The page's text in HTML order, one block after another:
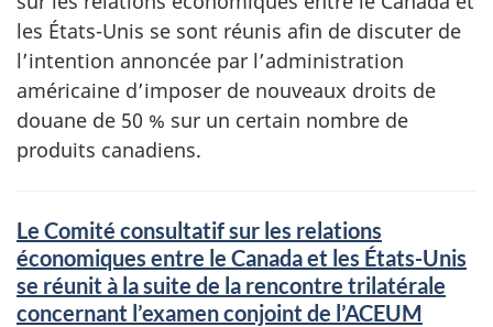
les États-Unis se sont réunis afin de discuter de
l’intention annoncée par l’administration
américaine d’imposer de nouveaux droits de
douane de 50 % sur un certain nombre de
produits canadiens.
Le Comité consultatif sur les relations
économiques entre le Canada et les États-Unis
se réunit à la suite de la rencontre trilatérale
concernant l’examen conjoint de l’ACEUM